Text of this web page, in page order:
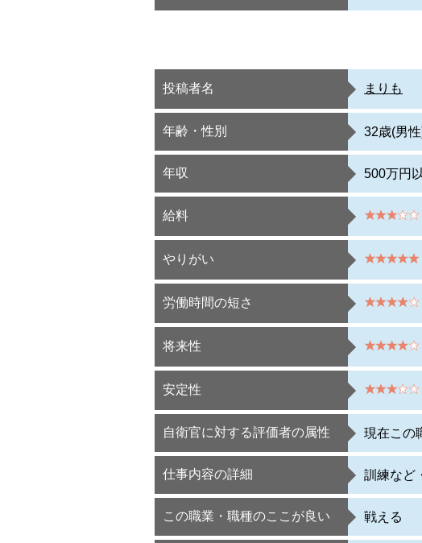
投稿者名 まりも
年齢・性別 32歳(男
年収 500万円
給料
やりがい
労働時間の短さ
将来性
安定性
自衛官に対する評価者の属性 現在この
仕事内容の詳細 訓練など
この職業・職種のここが良い 戦える